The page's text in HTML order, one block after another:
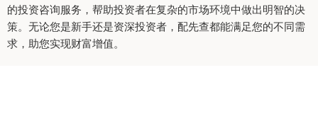
的投资咨询服务，帮助投资者在复杂的市场环境中做出明智的决
策。无论您是新手还是资深投资者，配先查都能满足您的不同需
求，助您实现财富增值。